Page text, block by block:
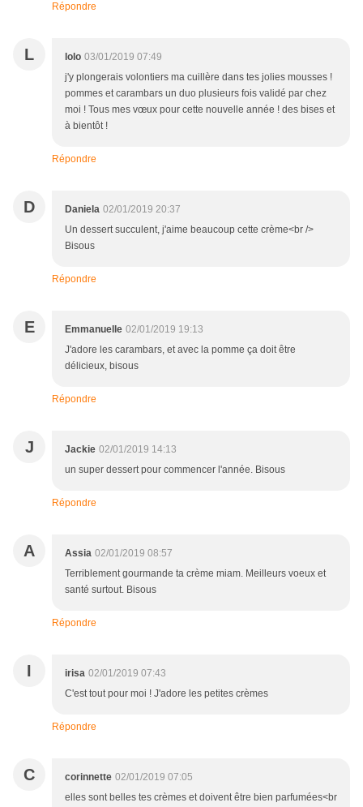
Répondre
L lolo 03/01/2019 07:49
j'y plongerais volontiers ma cuillère dans tes jolies mousses !
pommes et carambars un duo plusieurs fois validé par chez
moi ! Tous mes vœux pour cette nouvelle année ! des bises et
à bientôt !
Répondre
D Daniela 02/01/2019 20:37
Un dessert succulent, j'aime beaucoup cette crème<br />
Bisous
Répondre
E Emmanuelle 02/01/2019 19:13
J'adore les carambars, et avec la pomme ça doit être
délicieux, bisous
Répondre
J Jackie 02/01/2019 14:13
un super dessert pour commencer l'année. Bisous
Répondre
A Assia 02/01/2019 08:57
Terriblement gourmande ta crème miam. Meilleurs voeux et
santé surtout. Bisous
Répondre
I irisa 02/01/2019 07:43
C'est tout pour moi ! J'adore les petites crèmes
Répondre
C corinnette 02/01/2019 07:05
elles sont belles tes crèmes et doivent être bien parfumées<br